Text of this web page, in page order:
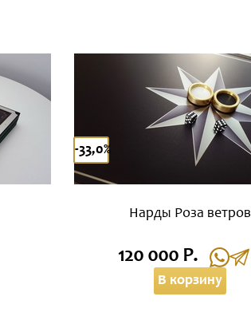
Нарды Роза ветров
-33,0%
120 000 Р.
В корзину